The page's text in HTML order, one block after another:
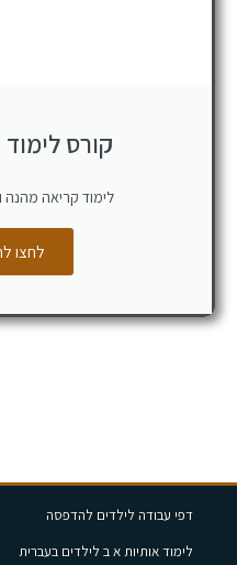
קורס
לימוד קריאה מהנה
לחצו
דפי עבודה לילדים להדפסה
לימוד אותיות א ב לילדים בעברית